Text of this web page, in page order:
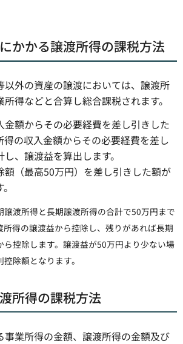
かかる譲渡所得の課税方法
以外の資産の譲渡においては、譲渡所
得などと合算し総合課税されます。
金額からその必要経費を差し引きした
の収入金額からその必要経費を差し
、譲渡益を算出します。
額（最高50万円）を差し引きした額が
譲渡所得と長期譲渡所得の合計で50万円まで
所得の譲渡益から控除し、残りがあれば長期
ら控除します。譲渡益が50万円より少ない場
除額となります。
所得の課税方法
事業所得の金額、譲渡所得の金額及び